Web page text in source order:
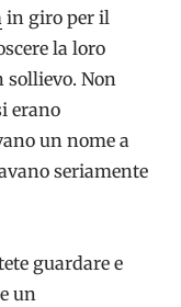
in giro per il
la loro
sollievo. Non
erano
un nome a
seriamente
guardare e
un